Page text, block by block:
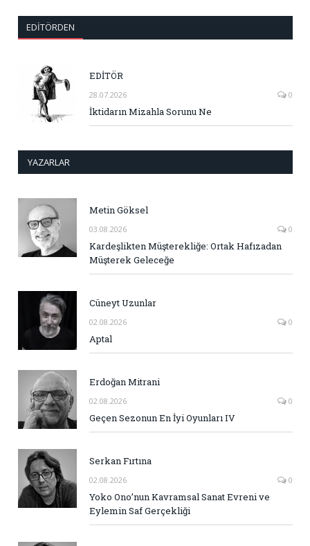
EDITÖRDEN
EDİTÖR
28.07.2026 0
İktidarın Mizahla Sorunu Ne
YAZARLAR
Metin Göksel
03.08.2026 0
Kardeşlikten Müşterekliğe: Ortak Hafızadan
Müşterek Geleceğe
Cüneyt Uzunlar
02.08.2026 0
Aptal
Erdoğan Mitrani
02.08.2026 0
Geçen Sezonun En İyi Oyunları IV
Serkan Fırtına
02.08.2026 0
Yoko Ono’nun Kavramsal Sanat Evreni ve
Eylemin Saf Gerçekliği